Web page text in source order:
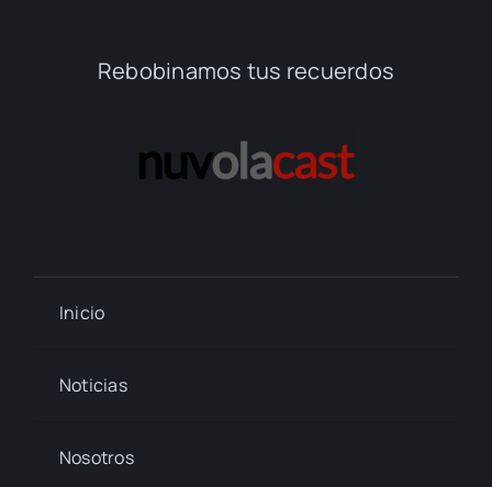
Rebobinamos tus recuerdos
Inicio
Noticias
Nosotros